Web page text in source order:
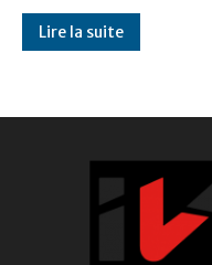
Lire la suite